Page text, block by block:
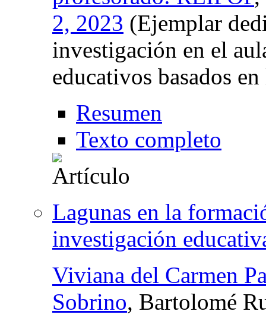
2, 2023 (Ejemplar
investigación en el
educativos basados
Resumen
Texto completo
Lagunas en la
investigación
Viviana del Carmen
Sobrino, Bartolomé